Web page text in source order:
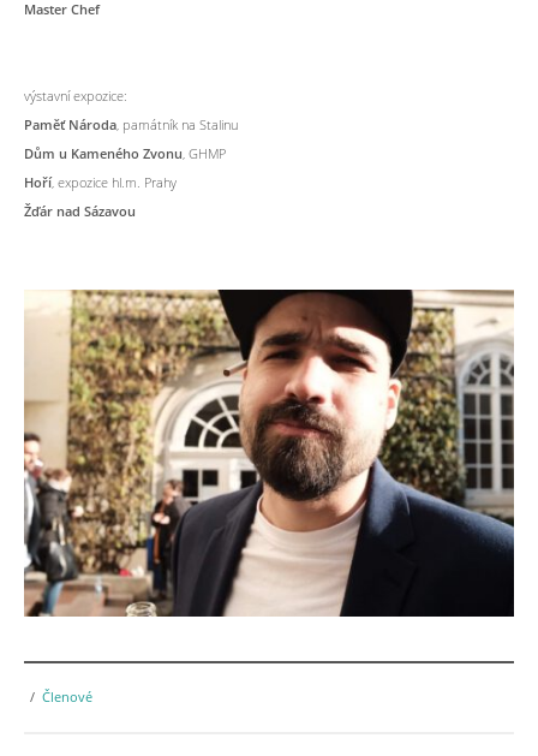
Master Chef
výstavní expozice:
Paměť Národa, památník na Stalinu
Dům u Kameného Zvonu, GHMP
Hoří, expozice hl.m. Prahy
Žďár nad Sázavou
Členové